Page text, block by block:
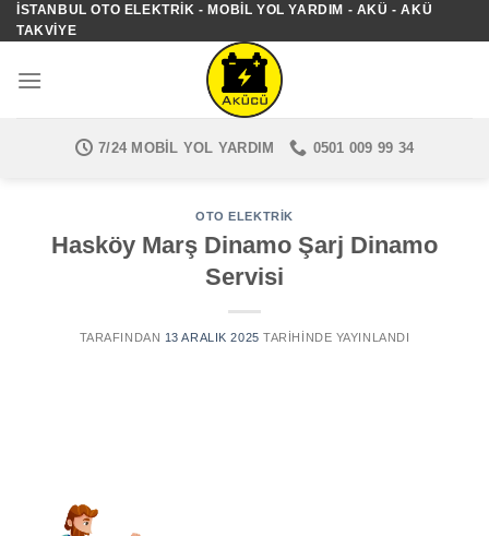
İçeriğe
atla
İSTANBUL OTO ELEKTRIK - MOBIL YOL YARDIM - AKÜ - AKÜ
TAKVIYE
7/24 MOBIL YOL YARDIM 0501 009 99 34
OTO ELEKTRIK
Hasköy Marş Dinamo Şarj Dinamo
Servisi
TARAFINDAN 13 ARALIK 2025 TARIHINDE YAYINLANDI